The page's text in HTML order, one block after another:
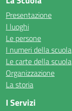
Presentazione
I luoghi
Le persone
I numeri della scuola
Le carte della scuola
Organizzazione
La storia
I Servizi